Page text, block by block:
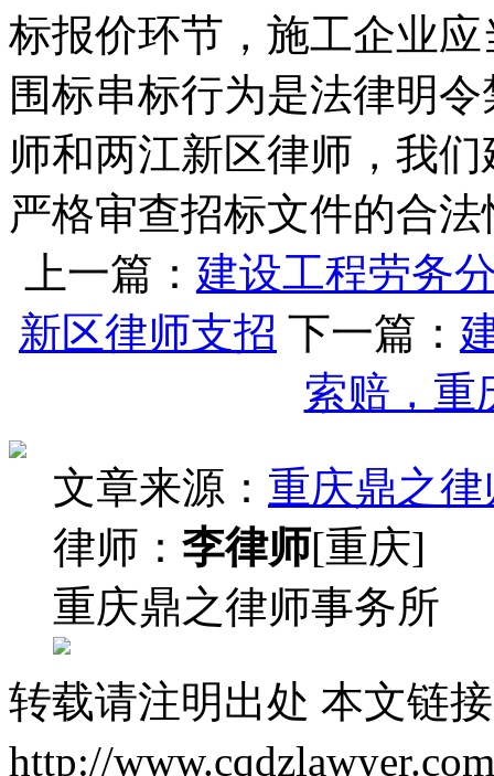
标报价环节，施工企业
围标串标行为是法律明
师和两江新区律师，我
严格审查招标文件的合
上一篇： 建设工程劳务
新区律师支招 下一篇：
索赔，重
文章来源： 重庆鼎之
律师： 李律师[重庆]
重庆鼎之律师事务所
转载请注明出处 本文链
http://